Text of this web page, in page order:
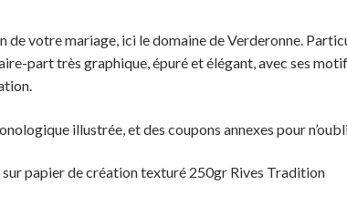
votre mariage, ici le domaine de Verderonne.
part très graphique, épuré et élégant, avec ses
illustrée, et des coupons annexes pour
papier de création texturé 250gr Rives Tradition